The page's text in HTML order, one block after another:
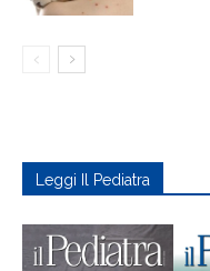
Leggi Il Pediatra